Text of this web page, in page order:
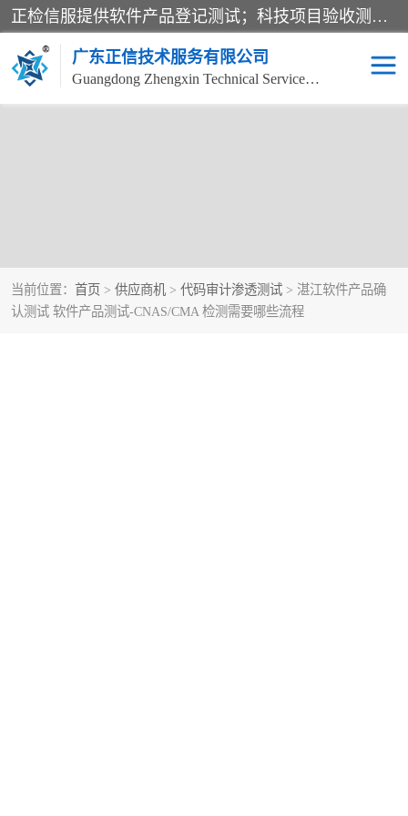
正检信服提供软件产品登记测试；科技项目验收测试；产品确认测试；功能测试；性能测试；安全测试；代码审计测试；漏洞扫描测试；渗透测试；风险评估测试；信息安全等级保护测评；双软认定；实验室建设质量体系建设；软件着作权、软件评测等服务。
广东正信技术服务有限公司
Guangdong Zhengxin Technical Service Co., Ltd
当前位置： 首页 > 供应商机 > 代码审计渗透测试 > 湛江软件产品确
认测试 软件产品测试-CNAS/CMA 检测需要哪些流程